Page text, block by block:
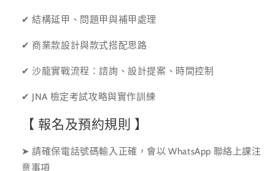
✔ 結構延甲、問題甲與補甲處理
✔ 商業款設計與款式搭配思路
✔ 沙龍實戰流程：諮詢、設計提案、時間控制
✔ JNA 檢定考試攻略與實作訓練
【 報名及預約規則 】
➤ 請確保電話號碼輸入正確，會以 WhatsApp 聯絡上課注
意事項